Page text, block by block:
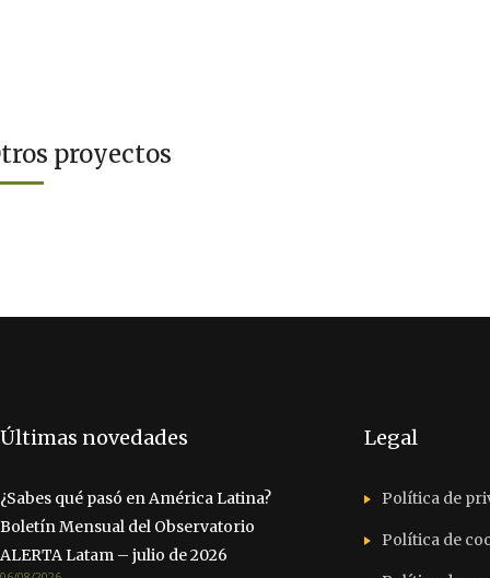
proyectos
Últimas novedades
¿Sabes qué pasó en América Latina?
Boletín Mensual del Observatorio
ALERTA Latam – julio de 2026
Legal
Política de
Política de